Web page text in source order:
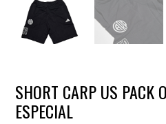
SHORT CARP US PACK
ESPECIAL